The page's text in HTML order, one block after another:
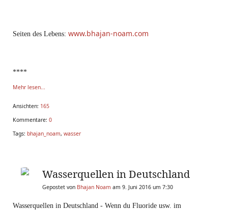
Seiten des Lebens: www.bhajan-noam.com
****
Mehr lesen...
Ansichten: 165
Kommentare: 0
Tags: bhajan_noam, wasser
Wasserquellen in Deutschland
Gepostet von Bhajan Noam am 9. Juni 2016 um 7:30
Wasserquellen in Deutschland - Wenn du Fluoride usw. im